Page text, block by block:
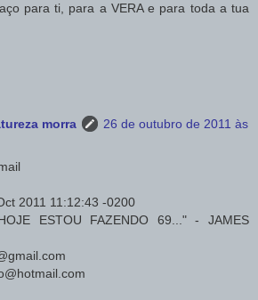
para ti, para a VERA e para toda a tua
morra
26 de outubro de 2011 às
2011 11:12:43 -0200
ESTOU FAZENDO 69..." - JAMES